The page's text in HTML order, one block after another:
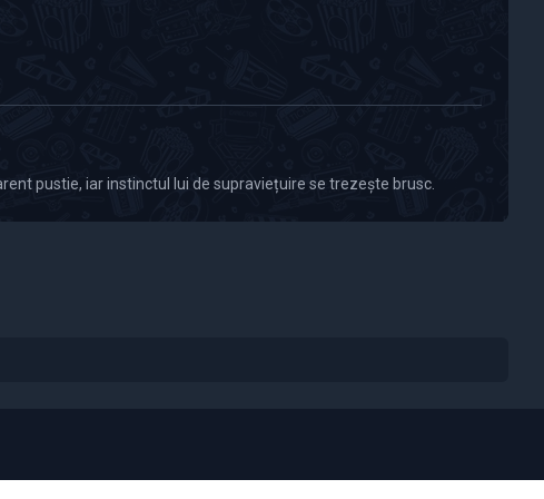
pustie, iar instinctul lui de supraviețuire se trezește brusc.